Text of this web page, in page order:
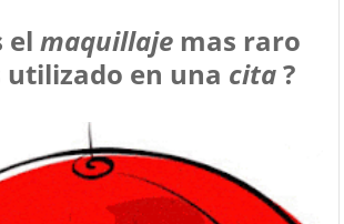
el maquillaje mas raro
utilizado en una cita?